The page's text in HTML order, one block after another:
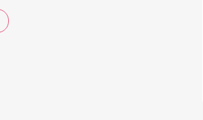
諧歌曲等。和他的《
較易被聽衆接受，因此